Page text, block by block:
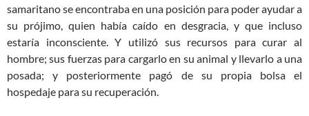
samaritano se encontraba en una posición para poder ayudar a
su prójimo, quien había caído en desgracia, y que incluso
estaría inconsciente. Y utilizó sus recursos para curar al
hombre; sus fuerzas para cargarlo en su animal y llevarlo a una
posada; y posteriormente pagó de su propia bolsa el
hospedaje para su recuperación.